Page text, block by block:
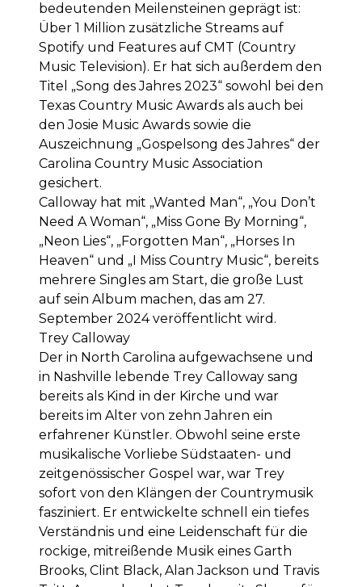
bedeutenden Meilensteinen geprägt ist:
Über 1 Million zusätzliche Streams auf
Spotify und Features auf CMT (Country
Music Television). Er hat sich außerdem den
Titel „Song des Jahres 2023“ sowohl bei den
Texas Country Music Awards als auch bei
den Josie Music Awards sowie die
Auszeichnung „Gospelsong des Jahres“ der
Carolina Country Music Association
gesichert.
Calloway hat mit „Wanted Man“, „You Don’t
Need A Woman“, „Miss Gone By Morning“,
„Neon Lies“, „Forgotten Man“, „Horses In
Heaven“ und „I Miss Country Music“, bereits
mehrere Singles am Start, die große Lust
auf sein Album machen, das am 27.
September 2024 veröffentlicht wird.
Trey Calloway
Der in North Carolina aufgewachsene und
in Nashville lebende Trey Calloway sang
bereits als Kind in der Kirche und war
bereits im Alter von zehn Jahren ein
erfahrener Künstler. Obwohl seine erste
musikalische Vorliebe Südstaaten- und
zeitgenössischer Gospel war, war Trey
sofort von den Klängen der Countrymusik
fasziniert. Er entwickelte schnell ein tiefes
Verständnis und eine Leidenschaft für die
rockige, mitreißende Musik eines Garth
Brooks, Clint Black, Alan Jackson und Travis